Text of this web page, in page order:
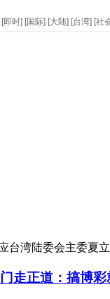
[即时] [国际] [大陆] [台湾] [社
台湾陆委会主委夏
走正道：搞博